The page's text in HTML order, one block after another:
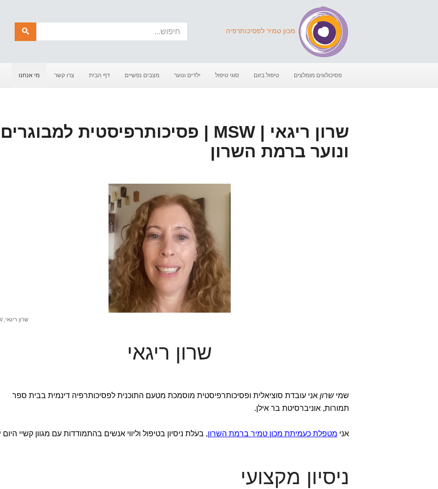
מכון טמיר לפסיכותרפיה
חיפוש
פסיכולוגים מומלצים טיפול בזום סוגי טיפול ילדים ונוער מצבים נפשיים דף הבית צרו קשר מי אנחנו
שרון ריגאי | MSW | פסיכותרפיסטית למבוגרים
ונוער ברמת השרון
שרון ריגאי, MSW
שרון ריגאי
שמי שרון אני עובדת סוציאלית ופסיכותרפיסטית מוסמכת מטעם התוכנית לפסיכותרפיה דינמית בבית ספר
תמורות, אוניברסיטת בר אילן.
אני מטפלת כעמיתת מכון טמיר ברמת השרון, בעלת ניסיון בטיפול וליווי אנשים בהתמודדות עם מגוון קשיי היום
ניסיון מקצועי